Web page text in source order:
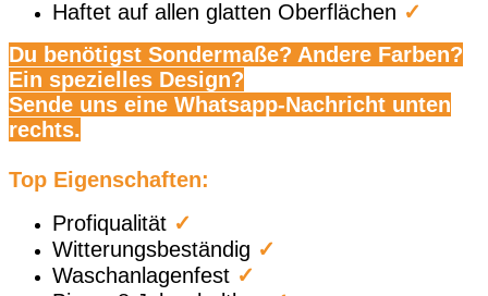
Haftet auf allen glatten Oberflächen ✓
Du benötigst Sondermaße? Andere Farben?
Ein spezielles Design?
Sende uns eine Whatsapp-Nachricht unten
rechts.
Top Eigenschaften:
Profiqualität ✓
Witterungsbeständig ✓
Waschanlagenfest ✓